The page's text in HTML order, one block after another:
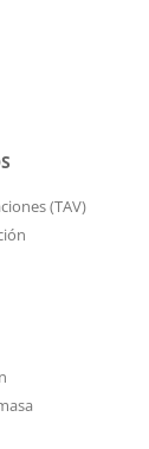
(TAV)